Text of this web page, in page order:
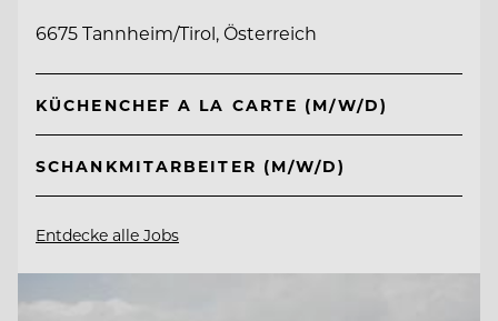
6675 Tannheim/Tirol, Österreich
KÜCHENCHEF A LA CARTE (M/W/D)
SCHANKMITARBEITER (M/W/D)
Entdecke alle Jobs